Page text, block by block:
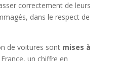
correctement de leurs
dans le respect de
de voitures sont mises à
un chiffre en